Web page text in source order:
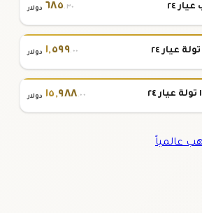
٢٤ ٦٨٥.٣٠ دولار
١,٥٩٩.٠٠ دولار
١٥,٩٨٨.٠٠ دولار
عالمياً